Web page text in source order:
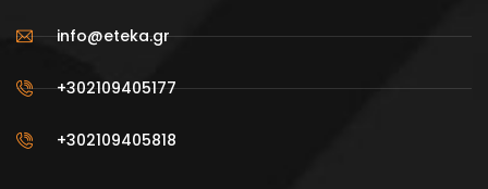
info@eteka.gr
+302109405177
+302109405818